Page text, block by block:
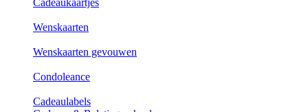
Cadeaukaartjes
Wenskaarten
Wenskaarten gevouwen
Condoleance
Cadeaulabels